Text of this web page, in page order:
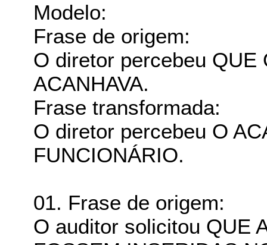
Modelo:
Frase de origem:
O diretor percebeu QUE
ACANHAVA.
Frase transformada:
O diretor percebeu O
FUNCIONÁRIO.
01. Frase de origem:
O auditor solicitou QUE